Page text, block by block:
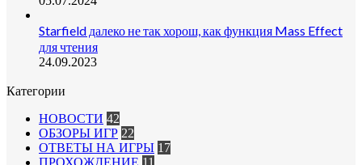
Starfield далеко не так хорош, как функция Mass Effect
для чтения
24.09.2023
Категории
НОВОСТИ 42
ОБЗОРЫ ИГР 22
ОТВЕТЫ НА ИГРЫ 17
ПРОХОЖДЕНИЕ 11